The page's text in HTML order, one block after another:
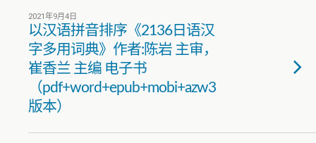
2021年9月4日
以汉语拼音排序《2136日语汉
字多用词典》作者:陈岩 主审，
崔香兰 主编 电子书
（pdf+word+epub+mobi+azw3
版本）